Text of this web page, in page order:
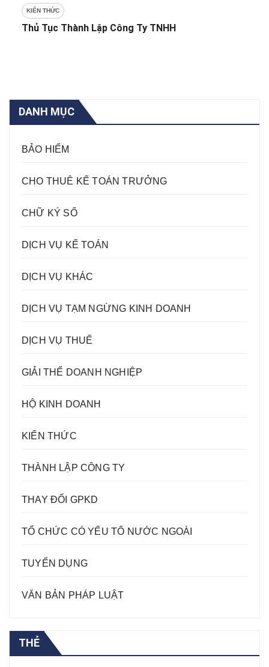
KIẾN THỨC
Thủ Tục Thành Lập Công Ty TNHH
DANH MỤC
BẢO HIỂM
CHO THUÊ KẾ TOÁN TRƯỞNG
CHỮ KÝ SỐ
DỊCH VỤ KẾ TOÁN
DỊCH VỤ KHÁC
DỊCH VỤ TẠM NGỪNG KINH DOANH
DỊCH VỤ THUẾ
GIẢI THỂ DOANH NGHIỆP
HỘ KINH DOANH
KIẾN THỨC
THÀNH LẬP CÔNG TY
THAY ĐỔI GPKD
TỔ CHỨC CÓ YẾU TỐ NƯỚC NGOÀI
TUYỂN DỤNG
VĂN BẢN PHÁP LUẬT
THẺ